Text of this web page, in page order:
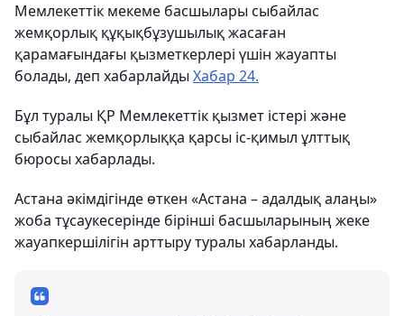
Мемлекеттік мекеме басшылары сыбайлас
жемқорлық құқықбұзушылық жасаған
қарамағындағы қызметкерлері үшін жауапты
болады, деп хабарлайды Хабар 24.
Бұл туралы ҚР Мемлекеттік қызмет істері және
сыбайлас жемқорлыққа қарсы іс-қимыл ұлттық
бюросы хабарлады.
Астана әкімдігінде өткен «Астана – адалдық алаңы»
жоба тұсаукесерінде бірінші басшыларының жеке
жауапкершілігін арттыру туралы хабарланды.